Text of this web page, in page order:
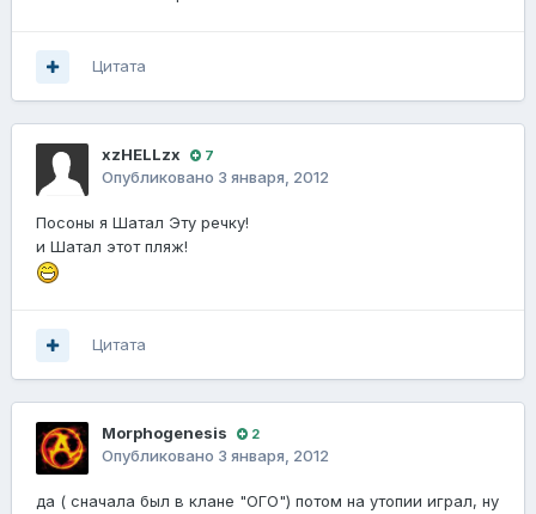
Цитата
xzHELLzx 7
Опубликовано 3 января, 2012
Посоны я Шатал Эту речку!
и Шатал этот пляж!
Цитата
Morphogenesis 2
Опубликовано 3 января, 2012
да ( сначала был в клане "ОГО") потом на утопии играл, ну